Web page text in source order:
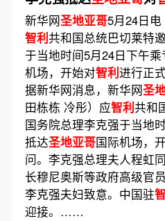
新华网圣地亚哥5月24日
智利共和国总统巴切莱特
于当地时间5月24日下午
机场，开始对智利进行正
据新华网消息，新华网圣
田栋栋 冷彤）应智利共和
国务院总理李克强于当地
抵达圣地亚哥国际机场，
问。李克强总理夫人程虹
长穆尼奥斯等政府高级官
李克强夫妇致意。中国驻
迎接。……